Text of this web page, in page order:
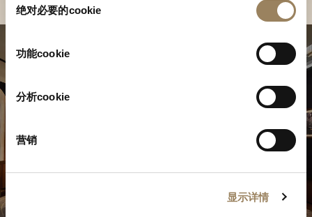
绝对必要的cookie
功能cookie
分析cookie
营销
显示详情